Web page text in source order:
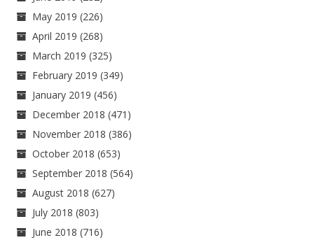
May 2019 (226)
April 2019 (268)
March 2019 (325)
February 2019 (349)
January 2019 (456)
December 2018 (471)
November 2018 (386)
October 2018 (653)
September 2018 (564)
August 2018 (627)
July 2018 (803)
June 2018 (716)